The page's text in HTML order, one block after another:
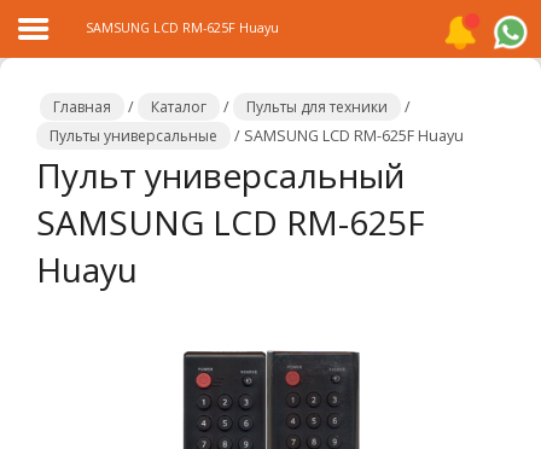
Главная
Каталог
Распродажа
SAMSUNG LCD RM-625F Huayu
Главная / Каталог / Пульты для техники
/
Пульты универсальные
/ SAMSUNG LCD RM-625F Huayu
Пульт универсальный
SAMSUNG LCD RM-625F
Huayu